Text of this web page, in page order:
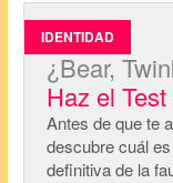
IDENTIDAD
¿Bear,
Haz el
Antes de que te
descubre cuál
definitiva de la